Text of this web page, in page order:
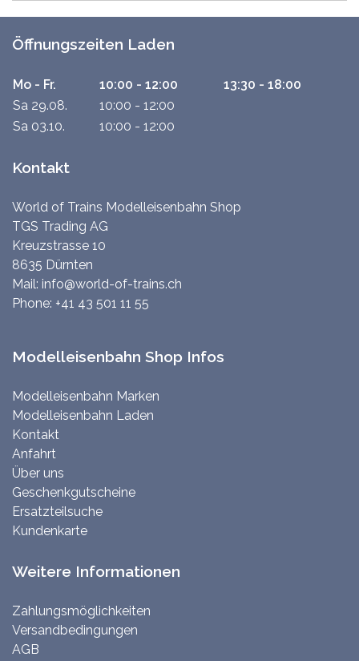
Öffnungszeiten Laden
Mo - Fr. 10:00 - 12:00
13:30 - 18:00
Sa 29.08.
10:00 - 12:00
Sa 03.10.
10:00 - 12:00
Kontakt
World of Trains Modelleisenbahn Shop
TGS Trading AG
Kreuzstrasse 10
8635 Dürnten
Mail: info@world-of-trains.ch
Phone: +41 43 501 11 55
Modelleisenbahn Shop Infos
Modelleisenbahn Marken
Modelleisenbahn Laden
Kontakt
Anfahrt
Über uns
Geschenkgutscheine
Ersatzteilsuche
Kundenkarte
Weitere Informationen
Zahlungsmöglichkeiten
Versandbedingungen
AGB